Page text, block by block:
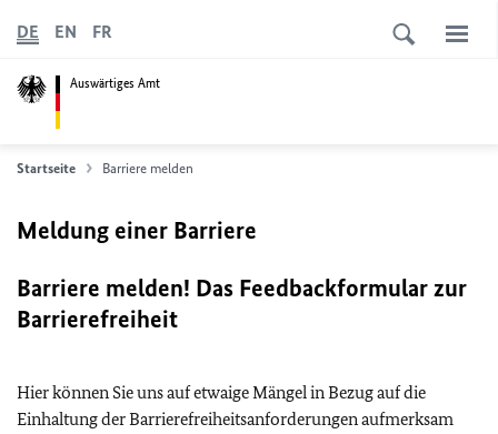
Auswärtiges Amt
DE EN FR
Startseite Barriere melden
Meldung einer Barriere
Barriere melden! Das Feedbackformular zur
Barrierefreiheit
Hier können Sie uns auf etwaige Mängel in Bezug auf die
Einhaltung der Barrierefreiheitsanforderungen aufmerksam